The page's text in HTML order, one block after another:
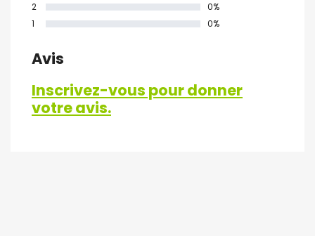
2
0%
1
0%
Avis
Inscrivez-vous pour donner
votre avis.